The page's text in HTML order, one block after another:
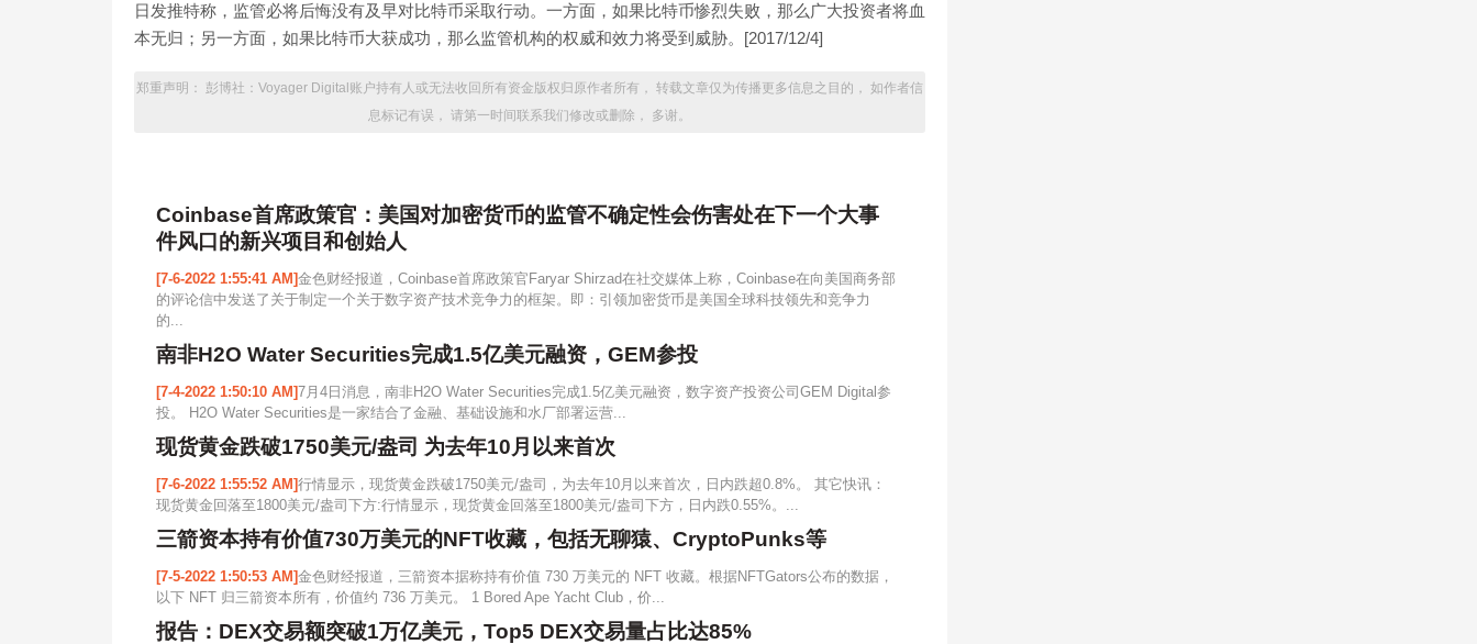
日发推特称，监管必将后悔没有及早对比特币采取行动。一方面，如果比特币惨烈失败，那么广大投资者将血
本无归；另一方面，如果比特币大获成功，那么监管机构的权威和效力将受到威胁。[2017/12/4]
郑重声明： 彭博社：Voyager Digital账户持有人或无法收回所有资金版权归原作者所有， 转载文章仅为传播更多信息之目的， 如作者信
息标记有误， 请第一时间联系我们修改或删除， 多谢。
Coinbase首席政策官：美国对加密货币的监管不确定性会伤害处在下一个大事
件风口的新兴项目和创始人
[7-6-2022 1:55:41 AM]金色财经报道，Coinbase首席政策官Faryar Shirzad在社交媒体上称，Coinbase在向美国商务部
的评论信中发送了关于制定一个关于数字资产技术竞争力的框架。即：引领加密货币是美国全球科技领先和竞争力
的...
南非H2O Water Securities完成1.5亿美元融资，GEM参投
[7-4-2022 1:50:10 AM]7月4日消息，南非H2O Water Securities完成1.5亿美元融资，数字资产投资公司GEM Digital参
投。 H2O Water Securities是一家结合了金融、基础设施和水厂部署运营...
现货黄金跌破1750美元/盎司 为去年10月以来首次
[7-6-2022 1:55:52 AM]行情显示，现货黄金跌破1750美元/盎司，为去年10月以来首次，日内跌超0.8%。 其它快讯：
现货黄金回落至1800美元/盎司下方:行情显示，现货黄金回落至1800美元/盎司下方，日内跌0.55%。...
三箭资本持有价值730万美元的NFT收藏，包括无聊猿、CryptoPunks等
[7-5-2022 1:50:53 AM]金色财经报道，三箭资本据称持有价值 730 万美元的 NFT 收藏。根据NFTGators公布的数据，
以下 NFT 归三箭资本所有，价值约 736 万美元。 1 Bored Ape Yacht Club，价...
报告：DEX交易额突破1万亿美元，Top5 DEX交易量占比达85%